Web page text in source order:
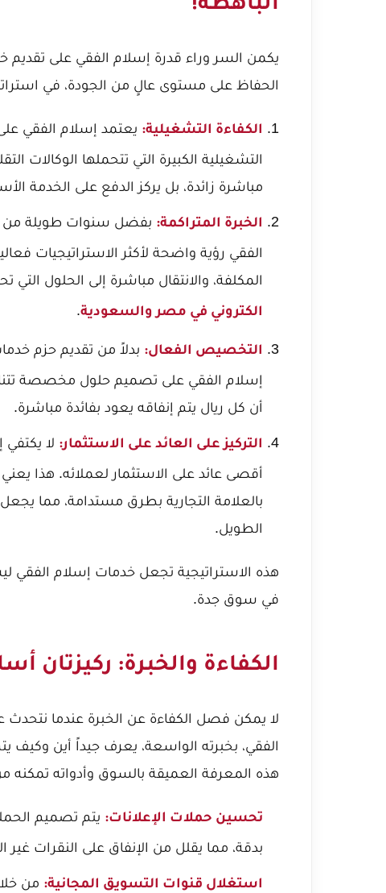
الباهظة!
يكمن السر وراء قدرة إسلام الفقي على
الحفاظ على مستوى عالٍ من الجودة، في
الكفاءة التشغيلية: يعتمد إسلام الفقي
التشغيلية الكبيرة التي تتحملها الوكالات
مباشرة زائدة، بل يركز الدفع على الخدمة
الخبرة المتراكمة: بفضل سنوات طويلة من
الفقي رؤية واضحة لأكثر الاستراتيجيات
المكلفة، والانتقال مباشرة إلى الحلول التي
الكتروني في مصر والسعودية.
التخصيص الفعال: بدلاً من تقديم حزم
إسلام الفقي على تصميم حلول مخصصة
أن كل ريال يتم إنفاقه يعود بفائدة مباشرة.
التركيز على العائد على الاستثمار: لا
أقصى عائد على الاستثمار لعملائه. هذا
بالعلامة التجارية بطرق مستدامة، مما
الطويل.
هذه الاستراتيجية تجعل خدمات إسلام الفقي
في سوق جدة.
الكفاءة والخبرة: ركيزتان
لا يمكن فصل الكفاءة عن الخبرة عندما نتحدث
الفقي، بخبرته الواسعة، يعرف جيداً أين وكيف
هذه المعرفة العميقة بالسوق وأدواته تمكنه
تحسين حملات الإعلانات: يتم تصميم
بدقة، مما يقلل من الإنفاق على النقرات
استغلال قنوات التسويق المجانية: